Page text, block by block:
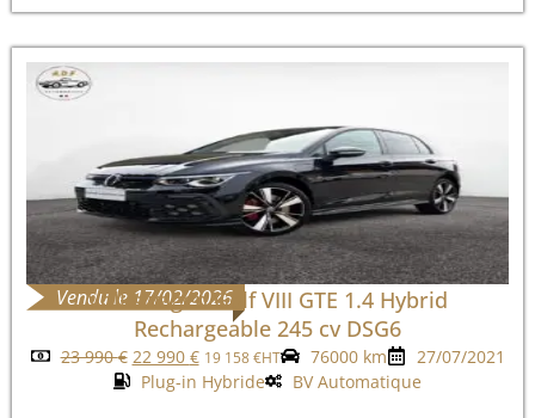
Vendu le 17/02/2026
Volkswagen Golf VIII GTE 1.4 Hybrid
Rechargeable 245 cv DSG6
23 990€ 22 990 € 19 158 €HT 76000 km
27/07/2021
Plug-in Hybride
BV Automatique